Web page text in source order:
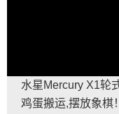
水星Mercury X1轮
鸡蛋搬运,摆放象棋！